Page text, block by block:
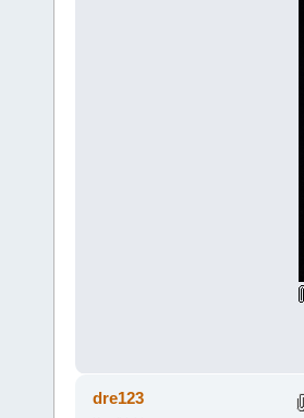
dre123